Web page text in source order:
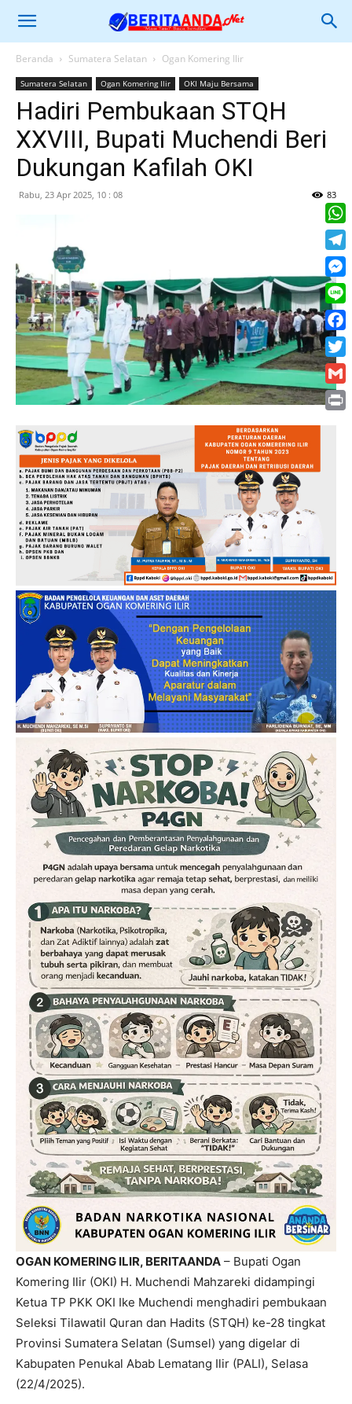
Beranda Sumatera Selatan Ogan Komering Ilir
Sumatera Selatan Ogan Komering Ilir OKI Maju Bersama
Hadiri Pembukaan STQH
XXVIII, Bupati Muchendi Beri
Dukungan Kafilah OKI
Rabu, 23 Apr 2025, 10 : 08 83
OGAN KOMERING ILIR, BERITAANDA – Bupati Ogan
Komering Ilir (OKI) H. Muchendi Mahzareki didampingi
Ketua TP PKK OKI Ike Muchendi menghadiri pembukaan
Seleksi Tilawatil Quran dan Hadits (STQH) ke-28 tingkat
Provinsi Sumatera Selatan (Sumsel) yang digelar di
Kabupaten Penukal Abab Lematang Ilir (PALI), Selasa
(22/4/2025).
Line